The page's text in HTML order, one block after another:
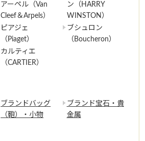
アーペル（Van
Cleef＆Arpels）
ン（HARRY
WINSTON）
ピアジェ
（Piaget）
ブシュロン
（Boucheron）
カルティエ
（CARTIER）
ブランドバッグ
（鞄）・小物
ブランド宝石・貴
金属